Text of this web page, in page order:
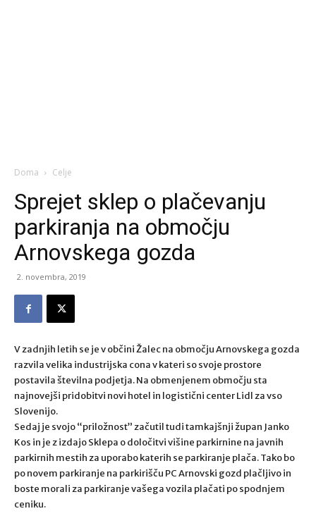
Doma Celje
Sprejet sklep o plačevanju
parkiranja na območju
Arnovskega gozda
2. novembra, 2019
V zadnjih letih se je v občini Žalec na območju Arnovskega gozda
razvila velika industrijska cona v kateri so svoje prostore
postavila številna podjetja. Na obmenjenem območju sta
najnovejši pridobitvi novi hotel in logistični center Lidl za vso
Slovenijo.
Sedaj je svojo “priložnost” začutil tudi tamkajšnji župan Janko
Kos in je z izdajo Sklepa o določitvi višine parkirnine na javnih
parkirnih mestih za uporabo katerih se parkiranje plača. Tako bo
po novem parkiranje na parkirišču PC Arnovski gozd plačljivo in
boste morali za parkiranje vašega vozila plačati po spodnjem
ceniku.